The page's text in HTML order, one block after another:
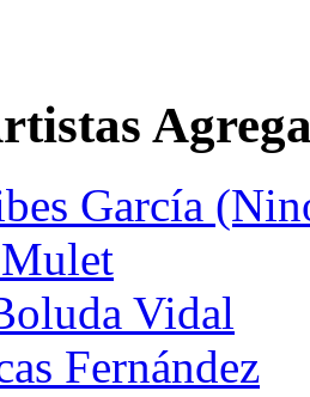
García
Vidal
Fernández